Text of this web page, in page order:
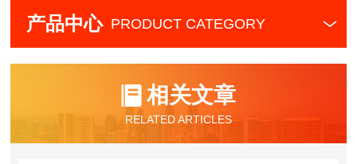
产品中心 PRODUCT CATEGORY
相关文章
RELATED ARTICLES